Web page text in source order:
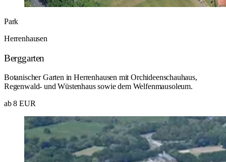
Park
Herrenhausen
Berggarten
Botanischer Garten in Herrenhausen mit Orchideenschauhaus,
Regenwald- und Wüstenhaus sowie dem Welfenmausoleum.
ab 8 EUR